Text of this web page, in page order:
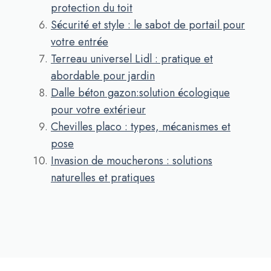
protection du toit
Sécurité et style : le sabot de portail pour
votre entrée
Terreau universel Lidl : pratique et
abordable pour jardin
Dalle béton gazon:solution écologique
pour votre extérieur
Chevilles placo : types, mécanismes et
pose
Invasion de moucherons : solutions
naturelles et pratiques